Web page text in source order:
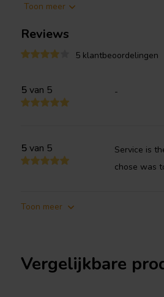
noise and cavity resonance to a
Toon meer
Reviews
5 klantbeoordelingen
5van 5 -
5van 5
Service is
chose was
Toon meer
Vergelijkbare